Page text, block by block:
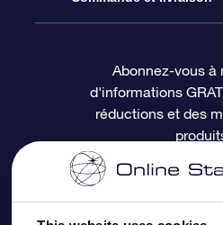
Questions fréquemment
Revues
Carte cadeau OSR
Page d’accueil
Informations de paiement
Informations d’expédition
Politique de retour
Abonnez-vous à
d'informations
réductions et des